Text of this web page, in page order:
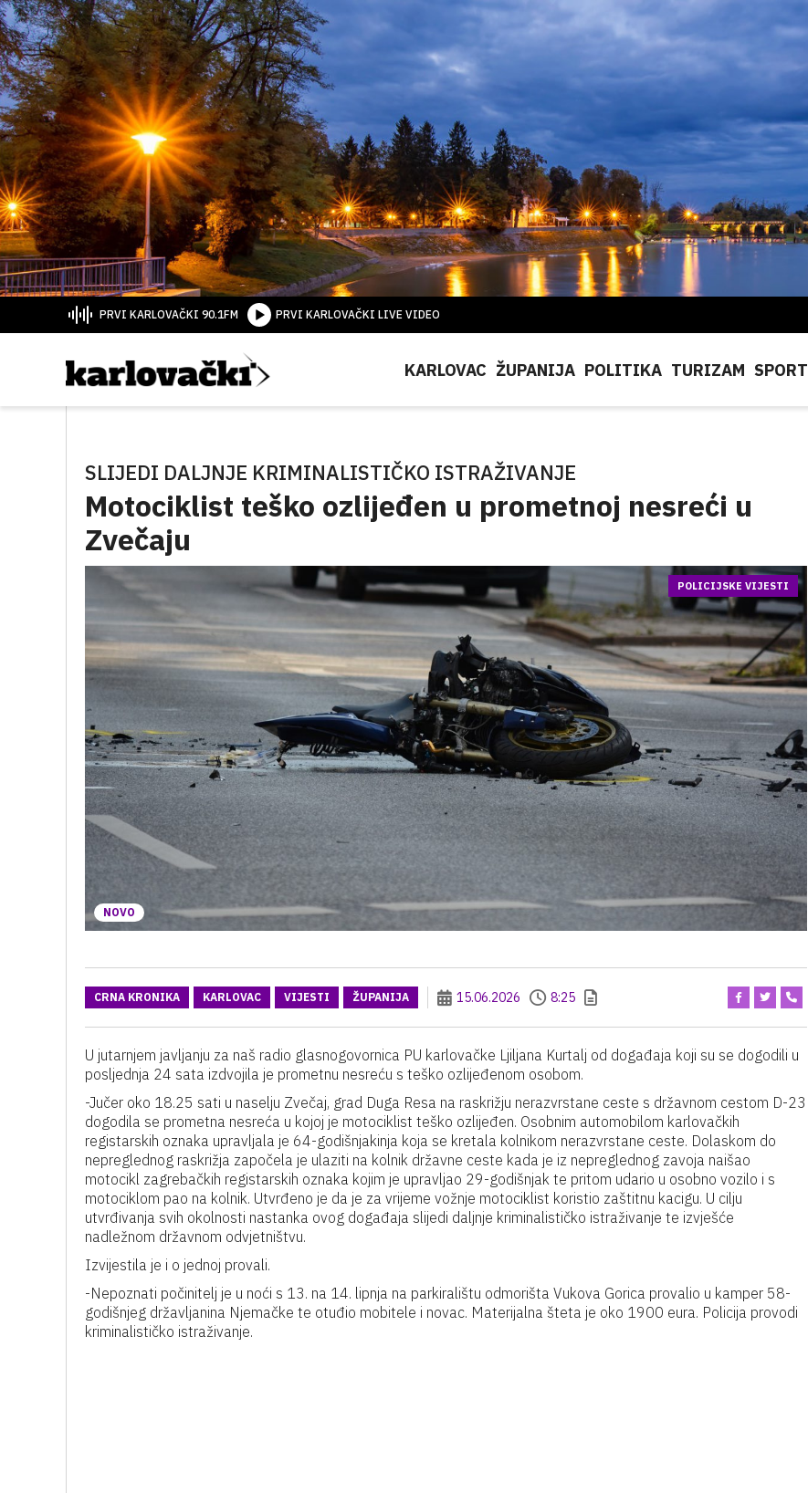
PRVI KARLOVAČKI 90.1FM PRVI KARLOVAČKI LIVE VIDEO
KARLOVAC ŽUPANIJA POLITIKA TURIZAM SPORT
SLIJEDI DALJNJE KRIMINALISTIČKO ISTRAŽIVANJE
Motociklist teško ozlijeđen u prometnoj nesreći u
Zvečaju
NOVO
POLICIJSKE VIJESTI
CRNA KRONIKA KARLOVAC VIJESTI ŽUPANIJA 15.06.2026 8:25
U jutarnjem javljanju za naš radio glasnogovornica PU karlovačke Ljiljana Kurtalj od događaja koji su se dogodili u
posljednja 24 sata izdvojila je prometnu nesreću s teško ozlijeđenom osobom.
-Jučer oko 18.25 sati u naselju Zvečaj, grad Duga Resa na raskrižju nerazvrstane ceste s državnom cestom D-23
dogodila se prometna nesreća u kojoj je motociklist teško ozlijeđen. Osobnim automobilom karlovačkih
registarskih oznaka upravljala je 64-godišnjakinja koja se kretala kolnikom nerazvrstane ceste. Dolaskom do
nepreglednog raskrižja započela je ulaziti na kolnik državne ceste kada je iz nepreglednog zavoja naišao
motocikl zagrebačkih registarskih oznaka kojim je upravljao 29-godišnjak te pritom udario u osobno vozilo i s
motociklom pao na kolnik. Utvrđeno je da je za vrijeme vožnje motociklist koristio zaštitnu kacigu. U cilju
utvrđivanja svih okolnosti nastanka ovog događaja slijedi daljnje kriminalističko istraživanje te izvješće
nadležnom državnom odvjetništvu.
Izvijestila je i o jednoj provali.
-Nepoznati počinitelj je u noći s 13. na 14. lipnja na parkiralištu odmorišta Vukova Gorica provalio u kamper 58-
godišnjeg državljanina Njemačke te otuđio mobitele i novac. Materijalna šteta je oko 1900 eura. Policija provodi
kriminalističko istraživanje.